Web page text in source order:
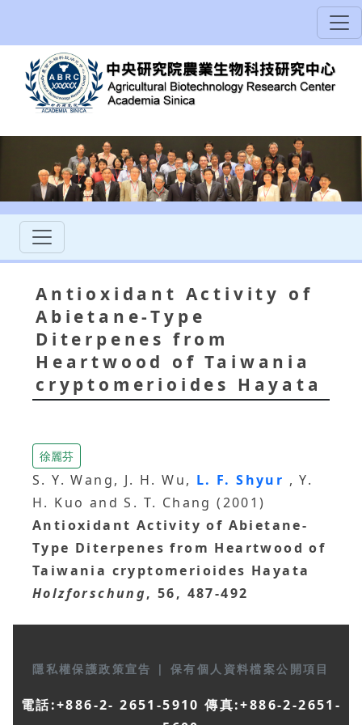
Antioxidant Activity of
Abietane-Type
Diterpenes from
Heartwood of Taiwania
cryptomerioides Hayata
徐麗芬
S. Y. Wang, J. H. Wu, L. F. Shyur , Y.
H. Kuo and S. T. Chang (2001)
Antioxidant Activity of Abietane-
Type Diterpenes from Heartwood of
Taiwania cryptomerioides Hayata
Holzforschung, 56, 487-492
隱私權保護政策宣告 | 保有個人資料檔案公開項目
電話:+886-2- 2651-5910 傳真:+886-2-2651-